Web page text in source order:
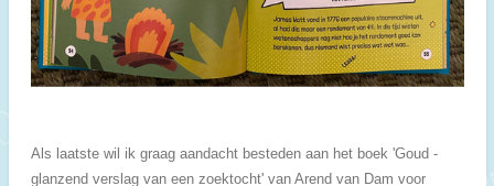
Als laatste wil ik graag aandacht besteden aan het boek 'Goud -
glanzend verslag van een zoektocht' van Arend van Dam voor